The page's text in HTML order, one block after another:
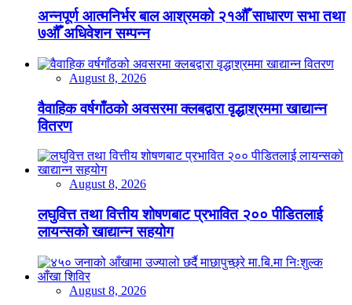
अन्नपूर्ण आत्मनिर्भर बाल आश्रमको २१औँ साधारण सभा तथा
७औँ अधिवेशन सम्पन्न
August 8, 2026
वैवाहिक वर्षगाँठको अवसरमा क्लबद्वारा वृद्धाश्रममा खाद्यान्न
वितरण
August 8, 2026
लघुवित्त तथा वित्तीय शोषणबाट प्रभावित २०० पीडितलाई
लायन्सको खाद्यान्न सहयोग
August 8, 2026